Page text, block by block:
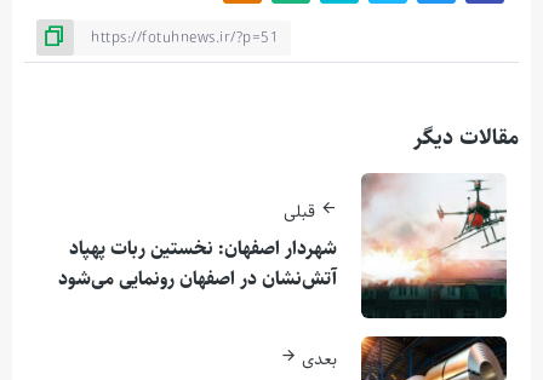
مقالات دیگر
قبلی
شهردار اصفهان: نخستین ربات پهپاد
آتش‌نشان در اصفهان رونمایی می‌شود
بعدی